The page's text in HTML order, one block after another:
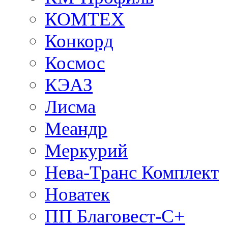
КОМТЕХ
Конкорд
Космос
КЭАЗ
Лисма
Меандр
Меркурий
Нева-Транс Комплект
Новатек
ПП Благовест-С+